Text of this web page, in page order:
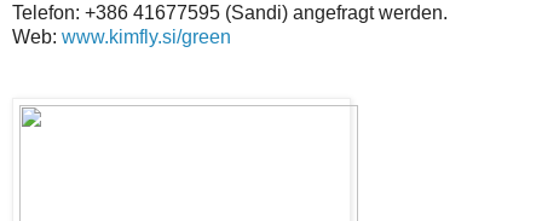
Telefon: +386 41677595 (Sandi) angefragt werden.
Web: www.kimfly.si/green